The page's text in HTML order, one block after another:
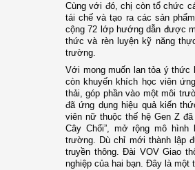
Cùng với đó, chị còn tổ chức
tái chế và tạo ra các sản
cộng 72 lớp hướng dẫn được
thức và rèn luyện kỹ năng
trường.
Với mong muốn lan tỏa ý thức
còn khuyến khích học viên
thải, góp phần vào một môi
đã ứng dụng hiệu quả kiến
viên nữ thuộc thế hệ Gen Z
Cây Chổi”, mở rộng mô
trường. Dù chỉ mới thành lập
truyền thông. Đài VOV Giao
nghiệp của hai bạn. Đây là một